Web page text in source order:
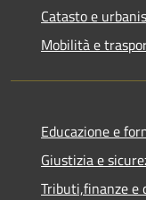
Catasto e
Mobilità e
Educazione e
Giustizia e
Tributi,finanze e